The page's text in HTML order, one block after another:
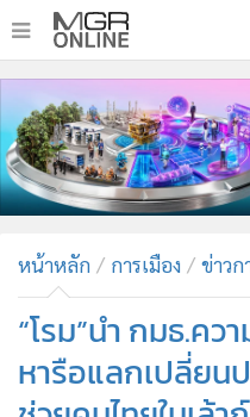
• ทันเหตุการณ์
• ภาคใต้
• ภูมิภาค
• บันเทิง
ผู้จัดการรายวัน
คอลัมนิสต์
• ละคร
หน้าหลัก การเมือง ข่าวก
“โรม”นำ กมธ.ค
หารือแลกเปลี่ยน